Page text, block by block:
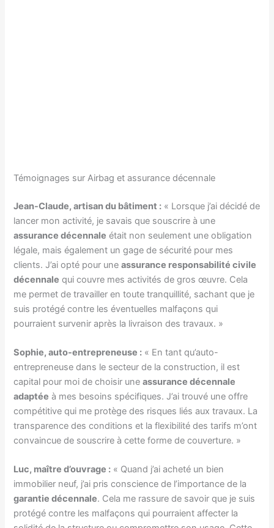
Témoignages sur Airbag et assurance décennale
Jean-Claude, artisan du bâtiment : « Lorsque j’ai décidé de
lancer mon activité, je savais que souscrire à une
assurance décennale était non seulement une obligation
légale, mais également un gage de sécurité pour mes
clients. J’ai opté pour uneassurance responsabilité civile
décennale qui couvre mes activités de gros œuvre. Cela
me permet de travailler en toute tranquillité, sachant que je
suis protégé contre les éventuelles malfaçons qui
pourraient survenir après la livraison des travaux. »
Sophie, auto-entrepreneuse : « En tant qu’auto-
entrepreneuse dans le secteur de la construction, il est
capital pour moi de choisir uneassurance décennale
adaptée à mes besoins spécifiques. J’ai trouvé une offre
compétitive qui me protège des risques liés aux travaux. La
transparence des conditions et la flexibilité des tarifs m’ont
convaincue de souscrire à cette forme de couverture. »
Luc, maître d’ouvrage : « Quand j’ai acheté un bien
immobilier neuf, j’ai pris conscience de l’importance de la
garantie décennale. Cela me rassure de savoir que je suis
protégé contre les malfaçons qui pourraient affecter la